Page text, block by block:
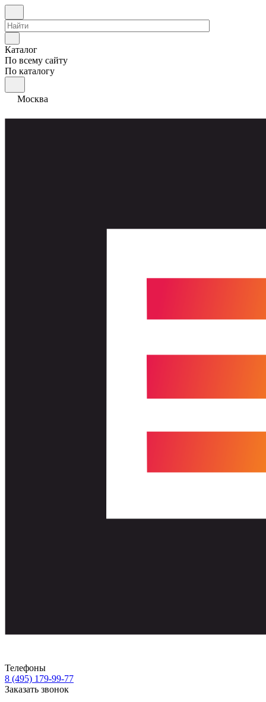
Каталог
По всему сайту
По каталогу
Москва
Телефоны
8 (495) 179-99-77
Заказать звонок